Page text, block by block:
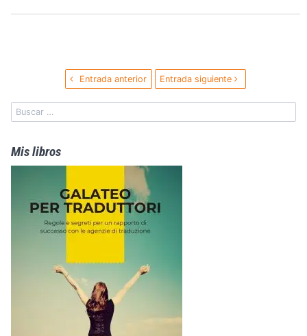
Entrada anterior Entrada siguiente
Mis libros